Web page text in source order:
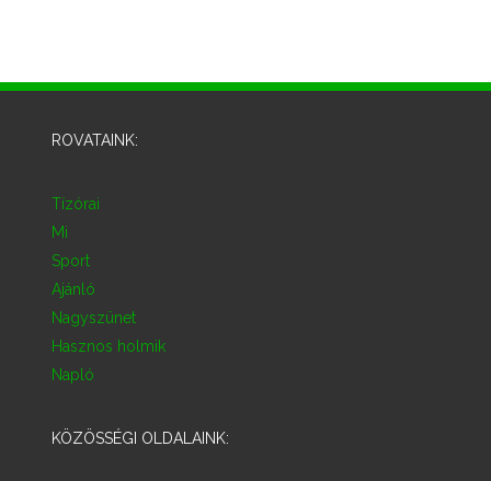
ROVATAINK:
Tízórai
Mi
Sport
Ajánló
Nagyszünet
Hasznos holmik
Napló
KÖZÖSSÉGI OLDALAINK: